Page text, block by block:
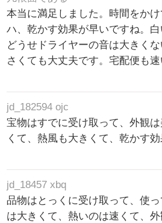
本当に満足しました。時間をか
ハ、乾かす効果が早いですね。
どうせドライヤーの音は大きく
さくても大丈夫です。宅配便も速
jd_182594 ojc
宝物はすでに受け取って、外観
くて、熱風も大きくて、乾かす効
jd_18457 xbq
品物はとっくに受け取って、使
は大きくて、熱いのは速くて、外